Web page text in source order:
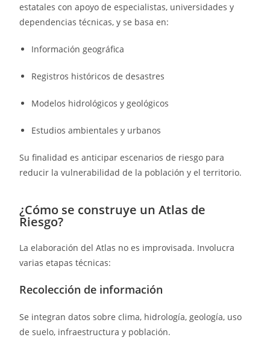
estatales con apoyo de especialistas, universidades y
dependencias técnicas, y se basa en:
Información geográfica
Registros históricos de desastres
Modelos hidrológicos y geológicos
Estudios ambientales y urbanos
Su finalidad es anticipar escenarios de riesgo para
reducir la vulnerabilidad de la población y el territorio.
¿Cómo se construye un Atlas de
Riesgo?
La elaboración del Atlas no es improvisada. Involucra
varias etapas técnicas:
Recolección de información
Se integran datos sobre clima, hidrología, geología, uso
de suelo, infraestructura y población.